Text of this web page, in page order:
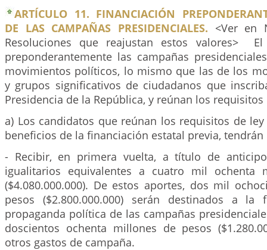
ARTÍCULO 11. FINANCIACIÓN
DE LAS CAMPAÑAS PRESIDENCIALES. <Ver en
Resoluciones que reajustan estos valores> El
preponderantemente las campañas
movimientos políticos, lo mismo que las de los
y grupos significativos de ciudadanos que
Presidencia de la República, y reúnan los requisitos
a) Los candidatos que reúnan los requisitos de
beneficios de la financiación estatal previa, tendrán
- Recibir, en primera vuelta, a título de
igualitarios equivalentes a cuatro mil ochenta
($4.080.000.000). De estos aportes, dos mil
pesos ($2.800.000.000) serán destinados a la
propaganda política de las campañas
doscientos ochenta millones de pesos
otros gastos de campaña.